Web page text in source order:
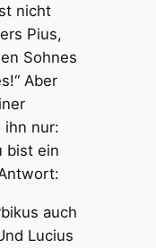
nicht
Pius,
Sohnes
Aber
ihn nur:
bist ein
auch
Lucius